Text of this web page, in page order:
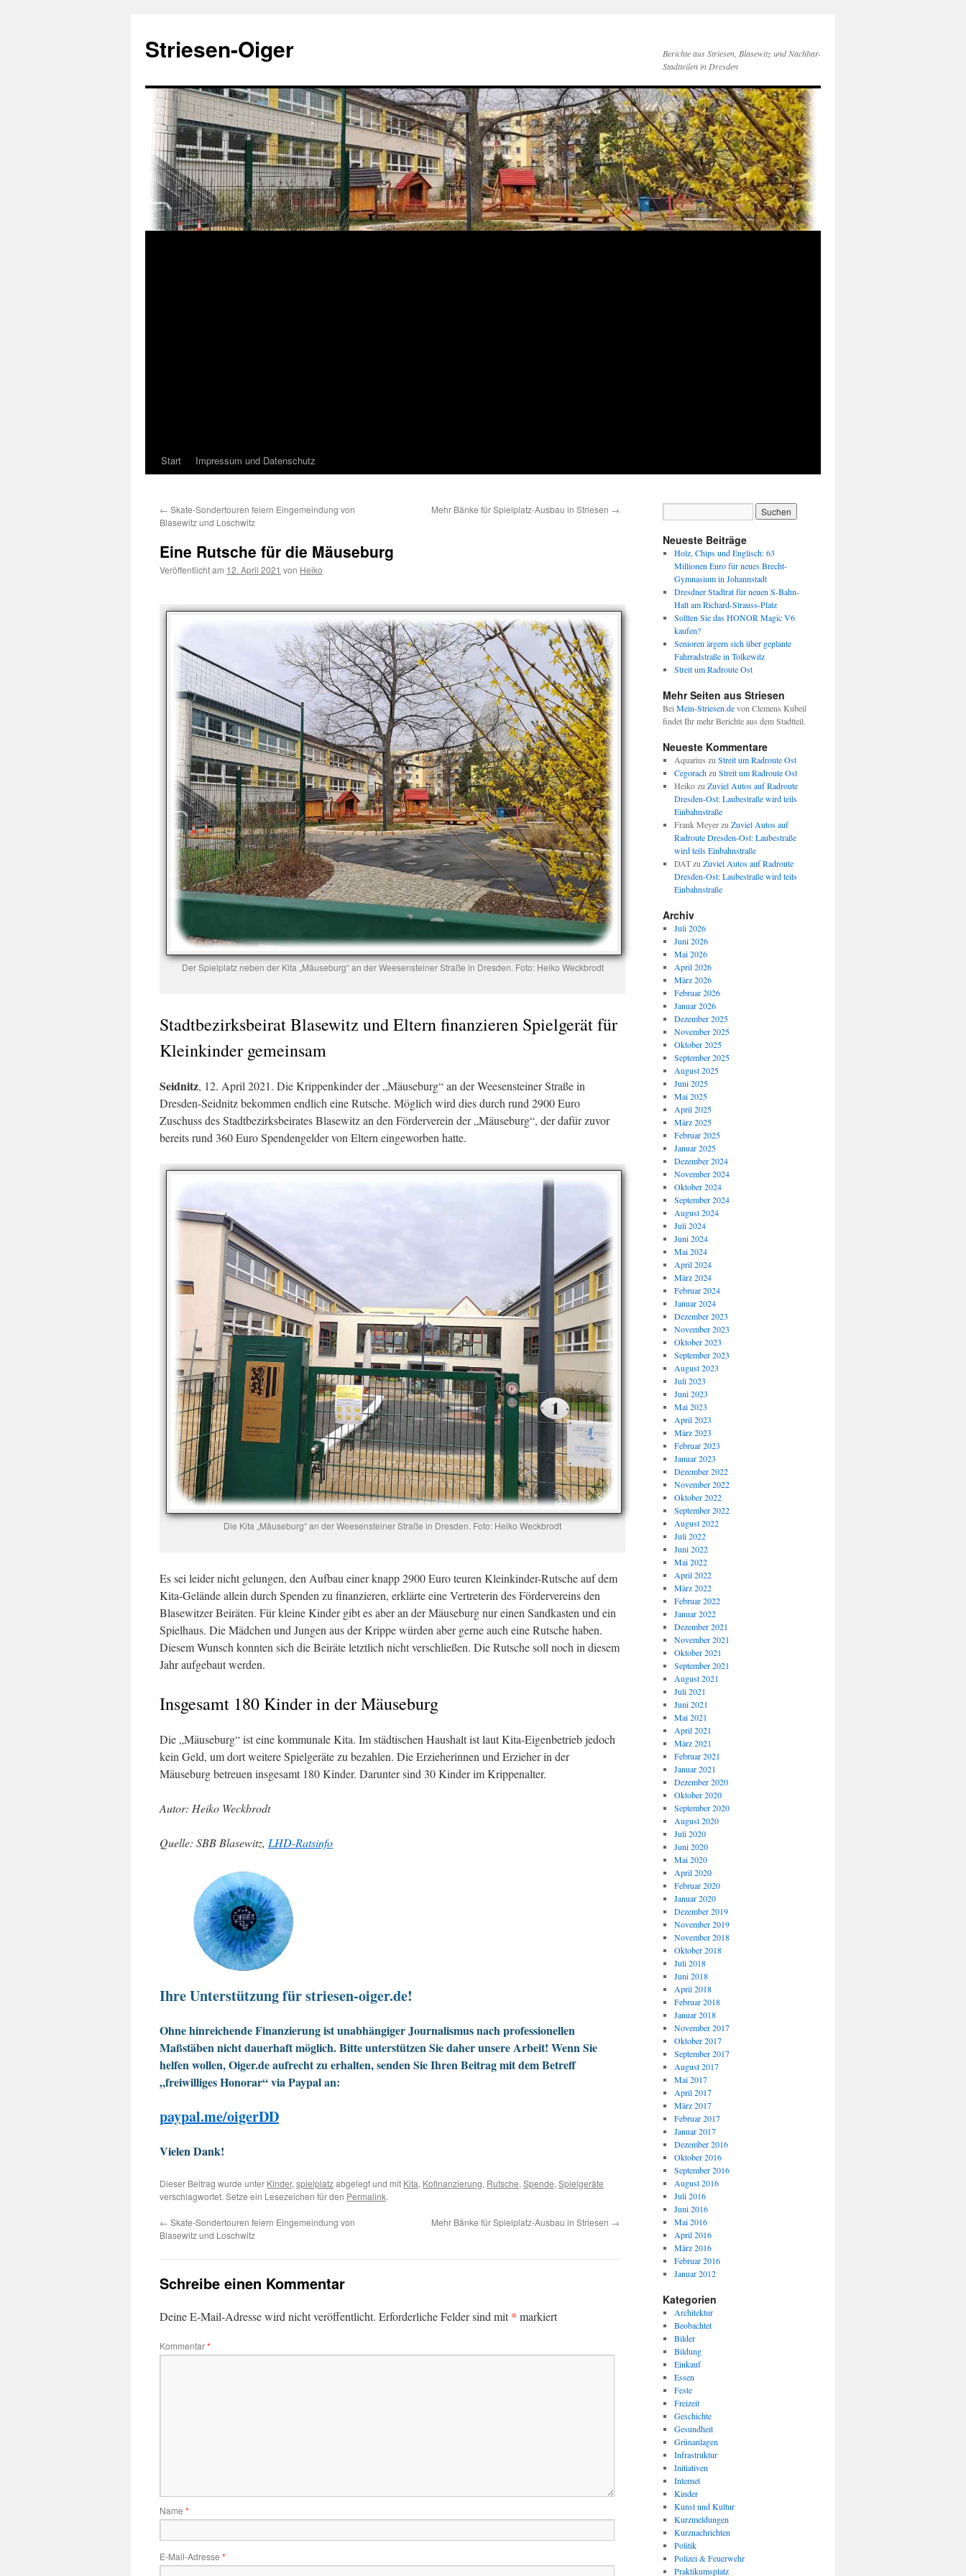
springen
Striesen-Oiger
Berichte aus Striesen, Blasewitz und Nachbar-
Stadtteilen in Dresden
Start Impressum und Datenschutz
← Skate-Sondertouren feiern Eingemeindung von
Blasewitz und Loschwitz
Mehr Bänke für Spielplatz-Ausbau in Striesen →
Eine Rutsche für die Mäuseburg
Veröffentlicht am 12. April 2021 von Heiko
Der Spielplatz neben der Kita „Mäuseburg“ an der Weesensteiner Straße in Dresden. Foto: Heiko Weckbrodt
Stadtbezirksbeirat Blasewitz und Eltern finanzieren Spielgerät für
Kleinkinder gemeinsam
Seidnitz, 12. April 2021. Die Krippenkinder der „Mäuseburg“ an der Weesensteiner Straße in
Dresden-Seidnitz bekommen endlich eine Rutsche. Möglich wird dies durch rund 2900 Euro
Zuschuss des Stadtbezirksbeirates Blasewitz an den Förderverein der „Mäuseburg“, der dafür zuvor
bereits rund 360 Euro Spendengelder von Eltern eingeworben hatte.
Die Kita „Mäuseburg“ an der Weesensteiner Straße in Dresden. Foto: Heiko Weckbrodt
Es sei leider nicht gelungen, den Aufbau einer knapp 2900 Euro teuren Kleinkinder-Rutsche auf dem
Kita-Gelände allein durch Spenden zu finanzieren, erklärte eine Vertreterin des Fördervereins den
Blasewitzer Beiräten. Für kleine Kinder gibt es aber an der Mäuseburg nur einen Sandkasten und ein
Spielhaus. Die Mädchen und Jungen aus der Krippe würden aber gerne auch eine Rutsche haben.
Diesem Wunsch konnten sich die Beiräte letztlich nicht verschließen. Die Rutsche soll noch in diesem
Jahr aufgebaut werden.
Insgesamt 180 Kinder in der Mäuseburg
Die „Mäuseburg“ ist eine kommunale Kita. Im städtischen Haushalt ist laut Kita-Eigenbetrieb jedoch
kein Geld, um dort weitere Spielgeräte zu bezahlen. Die Erzieherinnen und Erzieher in der
Mäuseburg betreuen insgesamt 180 Kinder. Darunter sind 30 Kinder im Krippenalter.
Autor: Heiko Weckbrodt
Quelle: SBB Blasewitz, LHD-Ratsinfo
Ihre Unterstützung für striesen-oiger.de!
Ohne hinreichende Finanzierung ist unabhängiger Journalismus nach professionellen
Maßstäben nicht dauerhaft möglich. Bitte unterstützen Sie daher unsere Arbeit! Wenn Sie
helfen wollen, Oiger.de aufrecht zu erhalten, senden Sie Ihren Beitrag mit dem Betreff
„freiwilliges Honorar“ via Paypal an:
paypal.me/oigerDD
Vielen Dank!
Dieser Beitrag wurde unter Kinder,spielplatzabgelegt und mit Kita, Kofinanzierung, Rutsche,Spende,Spielgeräte
verschlagwortet. Setze ein Lesezeichen für den Permalink.
← Skate-Sondertouren feiern Eingemeindung von
Blasewitz und Loschwitz
Mehr Bänke für Spielplatz-Ausbau in Striesen →
Schreibe einen Kommentar
Deine E-Mail-Adresse wird nicht veröffentlicht. Erforderliche Felder sind mit* markiert
Kommentar*
Name *
E-Mail-Adresse *
Neueste Beiträge
Holz, Chips und Englisch: 63
Millionen Euro für neues Brecht-
Gymnasium in Johannstadt
Dresdner Stadtrat für neuen S-Bahn-
Halt am Richard-Strauss-Platz
Sollten Sie das HONOR Magic V6
kaufen?
Senioren ärgern sich über geplante
Fahrradstraße in Tolkewitz
Streit um Radroute Ost
Mehr Seiten aus Striesen
Bei Mein-Striesen.devon Clemens Kubeil
findet Ihr mehr Berichte aus dem Stadtteil.
Neueste Kommentare
Aquarius zu Streit um Radroute Ost
Cegorachzu Streit um Radroute Ost
Heikozu Zuviel Autos auf Radroute
Dresden-Ost: Laubestraße wird teils
Einbahnstraße
Frank Meyerzu Zuviel Autos auf
Radroute Dresden-Ost: Laubestraße
wird teils Einbahnstraße
DATzu Zuviel Autos auf Radroute
Dresden-Ost: Laubestraße wird teils
Einbahnstraße
Archiv
Juli 2026
Juni 2026
Mai 2026
April 2026
März 2026
Februar 2026
Januar 2026
Dezember 2025
November 2025
Oktober 2025
September 2025
August 2025
Juni 2025
Mai 2025
April 2025
März 2025
Februar 2025
Januar 2025
Dezember 2024
November 2024
Oktober 2024
September 2024
August 2024
Juli 2024
Juni 2024
Mai 2024
April 2024
März 2024
Februar 2024
Januar 2024
Dezember 2023
November 2023
Oktober 2023
September 2023
August 2023
Juli 2023
Juni 2023
Mai 2023
April 2023
März 2023
Februar 2023
Januar 2023
Dezember 2022
November 2022
Oktober 2022
September 2022
August 2022
Juli 2022
Juni 2022
Mai 2022
April 2022
März 2022
Februar 2022
Januar 2022
Dezember 2021
November 2021
Oktober 2021
September 2021
August 2021
Juli 2021
Juni 2021
Mai 2021
April 2021
März 2021
Februar 2021
Januar 2021
Dezember 2020
Oktober 2020
September 2020
August 2020
Juli 2020
Juni 2020
Mai 2020
April 2020
Februar 2020
Januar 2020
Dezember 2019
November 2019
November 2018
Oktober 2018
Juli 2018
Juni 2018
April 2018
Februar 2018
Januar 2018
November 2017
Oktober 2017
September 2017
August 2017
Mai 2017
April 2017
März 2017
Februar 2017
Januar 2017
Dezember 2016
Oktober 2016
September 2016
August 2016
Juli 2016
Juni 2016
Mai 2016
April 2016
März 2016
Februar 2016
Januar 2012
Kategorien
Architektur
Beobachtet
Bilder
Bildung
Einkauf
Essen
Feste
Freizeit
Geschichte
Gesundheit
Grünanlagen
Infrastruktur
Initiativen
Internet
Kinder
Kunst und Kultur
Kurzmeldungen
Kurznachrichten
Politik
Polizei & Feuerwehr
Praktikumsplatz